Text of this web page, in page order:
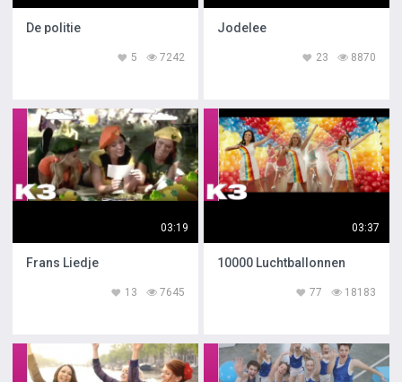
De politie
7242
5
Jodelee
8870
23
03:19
Frans Liedje
7645
13
03:37
10000 Luchtballonnen
18183
77